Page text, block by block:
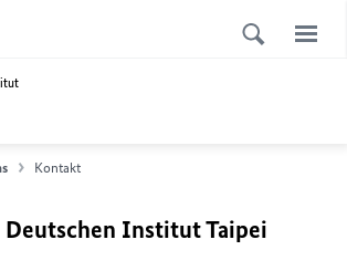
Kontakt
Institut Taipei